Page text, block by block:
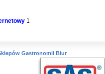
1
Gastronomii Biur